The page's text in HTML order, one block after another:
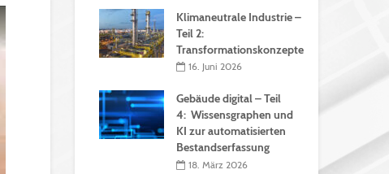
Klimaneutrale Industrie –
Teil 2:
Transformationskonzepte
16. Juni 2026
Gebäude digital – Teil
4: Wissensgraphen und
KI zur automatisierten
Bestandserfassung
18. März 2026